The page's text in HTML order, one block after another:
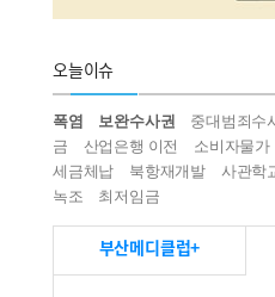
오늘이슈
폭염 보완수사권 중대범죄수
금
산업은행 이전 소비자물가
세금체납
북항재개발 사관학
녹조
최저임금
부산메디클럽+